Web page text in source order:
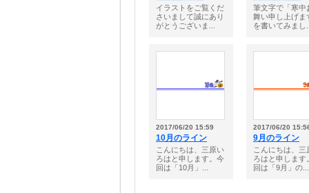
イラストをご覧くだ
さいまして誠にあり
がとうございま...
筆文字で「寒中
舞い申し上げま
を書いてみまし
2017/06/20 15:59
10月のライン
こんにちは、三原い
ろはと申します。今
回は「10月」...
2017/06/20
9月のライン
こんにちは、三
ろはと申します
回は「9月」の...